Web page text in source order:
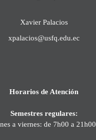
Xavier Palacios
xpalacios@usfq.edu.ec
Horarios de Atención
Semestres regulares:
a viernes: de 7h00 a 21h00